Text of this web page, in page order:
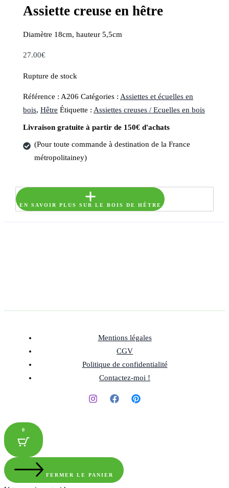
Assiette creuse en hêtre
Diamètre 18cm, hauteur 5,5cm
27.00€
Rupture de stock
Référence :A206 Catégories :Assiettes et écuelles en
bois,Hêtre Étiquette :Assiettes creuses / Ecuelles en bois
Livraison gratuite à partir de 150€ d'achats
(Pour toute commande à destination de la France
métropolitainey)
EN SAVOIR PLUS SUR LE BOIS DE HÊTRE
Mentions légales
CGV
Politique de confidentialité
Contactez-moi !
0
FERMER LE PANIER